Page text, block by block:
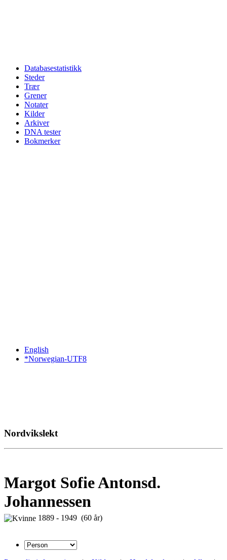
Databasestatistikk
Steder
Trær
Grener
Notater
Kilder
Arkiver
DNA tester
Bokmerker
English
*Norwegian-UTF8
Nordvikslekt
Margot Sofie Antonsd.
Johannessen
1889 - 1949 (60 år)